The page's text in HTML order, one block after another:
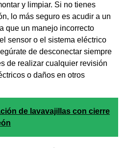
y limpiar. Si no tienes
lo más seguro es acudir a un
que un manejo incorrecto
sensor o el sistema eléctrico
de desconectar siempre
de realizar cualquier revisión
o daños en otros
de lavavajillas con cierre